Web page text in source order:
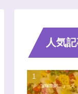
人気